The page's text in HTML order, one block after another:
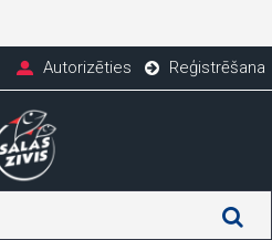
Autorizēties Reģistrēšana